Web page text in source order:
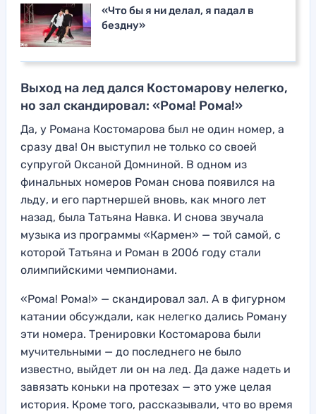
«Что бы я ни делал, я падал в
бездну»
Выход на лед дался Костомарову нелегко,
но зал скандировал: «Рома! Рома!»
Да, у Романа Костомарова был не один номер, а
сразу два! Он выступил не только со своей
супругой Оксаной Домниной. В одном из
финальных номеров Роман снова появился на
льду, и его партнершей вновь, как много лет
назад, была Татьяна Навка. И снова звучала
музыка из программы «Кармен» — той самой, с
которой Татьяна и Роман в 2006 году стали
олимпийскими чемпионами.
«Рома! Рома!» — скандировал зал. А в фигурном
катании обсуждали, как нелегко дались Роману
эти номера. Тренировки Костомарова были
мучительными — до последнего не было
известно, выйдет ли он на лед. Да даже надеть и
завязать коньки на протезах — это уже целая
история. Кроме того, рассказывали, что во время